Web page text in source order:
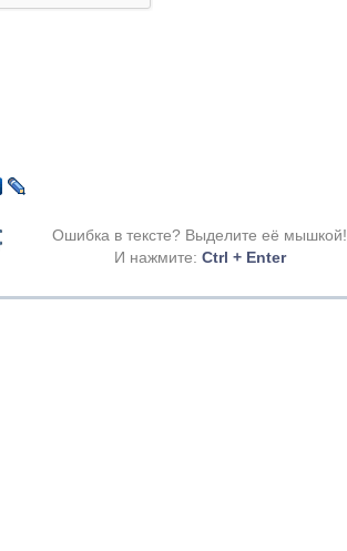
Ошибка в тексте? Выделите её мышкой!
И нажмите: Ctrl + Enter